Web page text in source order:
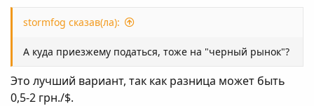
stormfog сказав(ла):
А куда приезжему податься, тоже на "черный рынок"?
Это лучший вариант, так как разница может быть
0,5-2 грн./$.